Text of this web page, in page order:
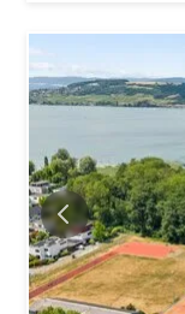
s’étend sur un
et offre
familles sur une
l’entrée, on
ouvert. Les
beaucoup de
fluide vers la
suédois
crée une
mois d’hiver. La
de longues